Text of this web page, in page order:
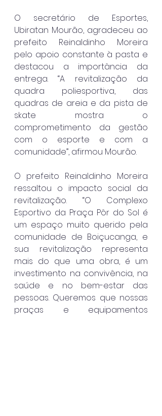
O secretário de Esportes,
Ubiratan Mourão, agradeceu ao
prefeito Reinaldinho Moreira
pelo apoio constante à pasta e
destacou a importância da
entrega. “A revitalização da
quadra poliesportiva, das
quadras de areia e da pista de
skate mostra o
comprometimento da gestão
com o esporte e com a
comunidade”, afirmou Mourão.
O prefeito Reinaldinho Moreira
ressaltou o impacto social da
revitalização. “O Complexo
Esportivo da Praça Pôr do Sol é
um espaço muito querido pela
comunidade de Boiçucanga, e
sua revitalização representa
mais do que uma obra, é um
investimento na convivência, na
saúde e no bem-estar das
pessoas. Queremos que nossas
praças e equipamentos